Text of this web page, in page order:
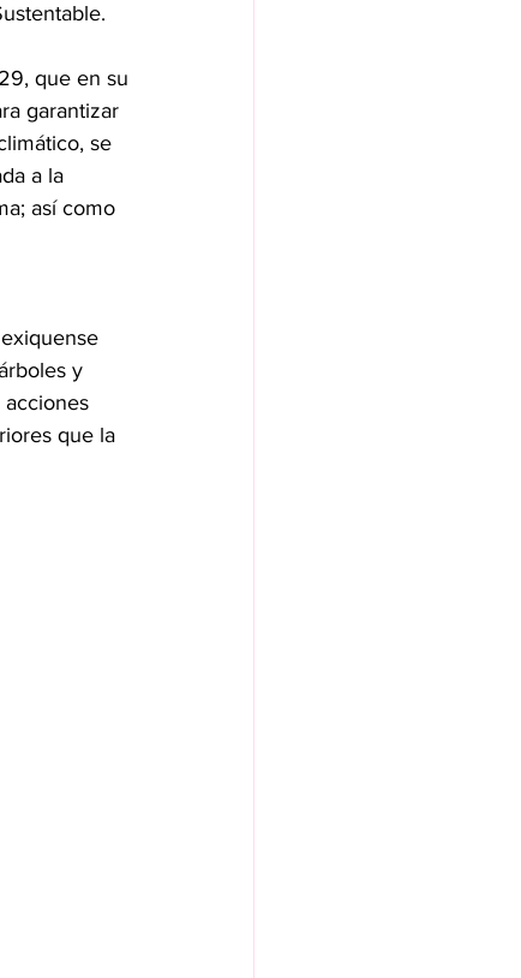
que en su
garantizar
se
a la
así como
y
acciones
que la